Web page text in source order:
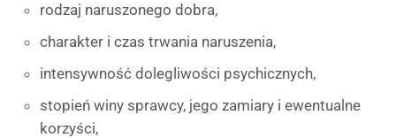
rodzaj naruszonego dobra,
charakter i czas trwania naruszenia,
intensywność dolegliwości psychicznych,
stopień winy sprawcy, jego zamiary i ewentualne
korzyści,